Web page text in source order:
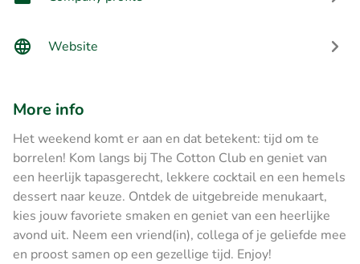
Website
More info
Het weekend komt er aan en dat betekent: tijd om te
borrelen! Kom langs bij The Cotton Club en geniet van
een heerlijk tapasgerecht, lekkere cocktail en een hemels
dessert naar keuze. Ontdek de uitgebreide menukaart,
kies jouw favoriete smaken en geniet van een heerlijke
avond uit. Neem een vriend(in), collega of je geliefde mee
en proost samen op een gezellige tijd. Enjoy!